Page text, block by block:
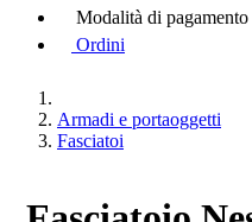
Modalità di pagamento
Ordini
Armadi e portaoggetti
Fasciatoi